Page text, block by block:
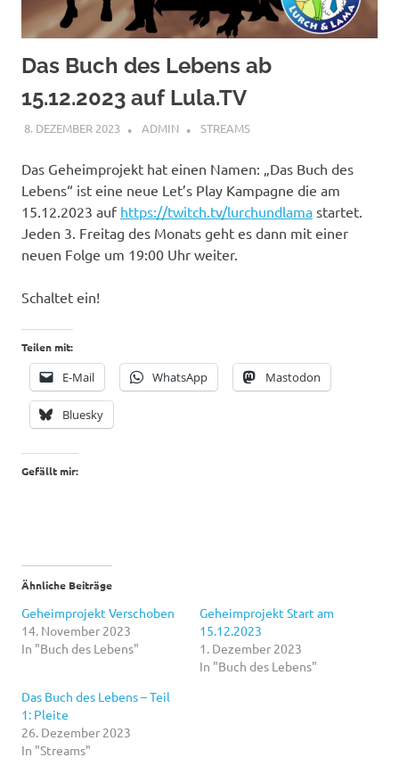
Das Buch des Lebens ab
15.12.2023 auf Lula.TV
8. DEZEMBER 2023 ADMIN STREAMS
Das Geheimprojekt hat einen Namen: „Das Buch des
Lebens“ ist eine neue Let’s Play Kampagne die am
15.12.2023 auf https://twitch.tv/lurchundlama startet.
Jeden 3. Freitag des Monats geht es dann mit einer
neuen Folge um 19:00 Uhr weiter.
Schaltet ein!
Teilen mit:
E-Mail WhatsApp Mastodon
Bluesky
Gefällt mir:
Ähnliche Beiträge
Geheimprojekt Verschoben
14. November 2023
In "Buch des Lebens"
Geheimprojekt Start am
15.12.2023
1. Dezember 2023
In "Buch des Lebens"
Das Buch des Lebens – Teil
1: Pleite
26. Dezember 2023
In "Streams"